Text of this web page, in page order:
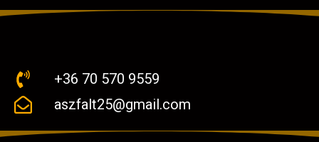
+36 70 570 9559
aszfalt25@gmail.com